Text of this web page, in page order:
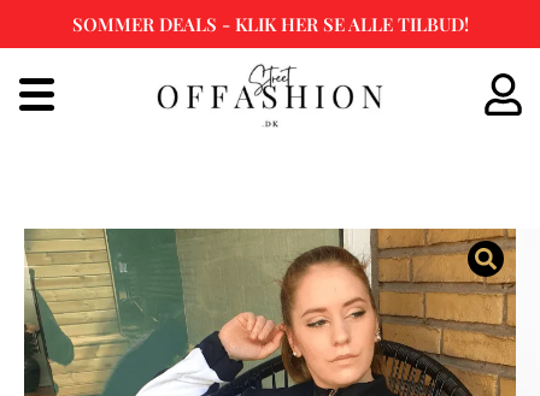
til
SOMMER DEALS - KLIK HER SE ALLE TILBUD!